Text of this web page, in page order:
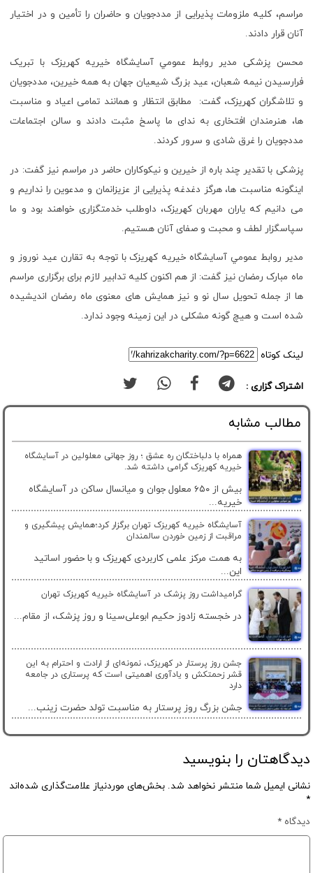
مراسم، کلیه ملزومات پذیرایی از مددجویان و حاضران را تأمین و در اختیار
آنان قرار دادند.
محسن پزشکی مدیر روابط عمومي آسایشگاه خیریه کهریزک با تبریک
فرارسیدن نیمه شعبان، عید بزرگ شیعیان جهان به همه خیرین، مددجویان
و تلاشگران کهریزک، گفت: مطابق انتظار و همانند تمامی اعیاد و مناسبت
ها، هنرمندان افتخاری به ندای ما پاسخ مثبت دادند و سالن اجتماعات
مددجویان را غرق شادی و سرور کردند.
پزشکی با تقدیر چند باره از خیرین و نیکوکاران حاضر در مراسم نیز گفت: در
اینگونه مناسبت ها، هرگز دغدغه پذیرایی از عزیزانمان و مدعوین را نداریم و
می دانیم که یاران مهربان کهریزک، داوطلب خدمتگزاری خواهند بود و ما
سپاسگزار لطف و محبت و صفای آنان هستیم.
مدیر روابط عمومي آسایشگاه خیریه کهریزک با توجه به تقارن عید نوروز و
ماه مبارک رمضان نیز گفت: از هم اکنون کلیه تدابیر لازم برای برگزاری مراسم
ها از جمله تحویل سال نو و نیز همایش های معنوی ماه رمضان اندیشیده
شده است و هیچ گونه مشکلی در این زمینه وجود ندارد.
لینک کوتاه
اشتراک گزاری :
مطالب مشابه
همراه با دلباختگان ره عشق ؛ روز جهانی معلولین در آسایشگاه
خیریه کهریزک گرامی داشته شد.
بیش از ۶۵۰ معلول جوان و میانسال ساکن در آسایشگاه
خیریه...
آسایشگاه خیریه کهریزک تهران برگزار کرد؛همایش پیشگیری و
مراقبت از زمین خوردن سالمندان
به همت مرکز علمی کاربردی کهریزک و با حضور اساتید
این...
گرامیداشت روز پزشک در آسایشگاه خیریه کهریزک تهران
در خجسته زادوز حکیم ابوعلی‌سینا و روز پزشک، از مقام...
جشن روز پرستار در کهریزک، نمونه‌ای از ارادت و احترام به این
قشر زحمتکش و یادآوری اهمیتی است که پرستاری در جامعه
دارد
جشن بزرگ روز پرستار به مناسبت تولد حضرت زینب...
دیدگاهتان را بنویسید
نشانی ایمیل شما منتشر نخواهد شد. بخش‌های موردنیاز علامت‌گذاری شده‌اند
*
دیدگاه*